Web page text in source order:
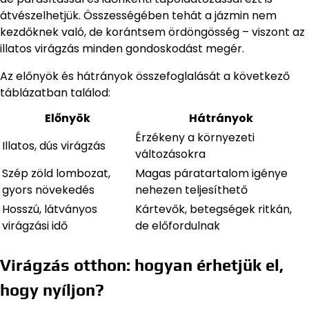
átvészelhetjük. Összességében tehát a jázmin nem
kezdőknek való, de korántsem ördöngösség – viszont az
illatos virágzás minden gondoskodást megér.
Az előnyök és hátrányok összefoglalását a következő
táblázatban találod:
Előnyök
Hátrányok
Illatos, dús virágzás
Érzékeny a környezeti
változásokra
Szép zöld lombozat,
gyors növekedés
Magas páratartalom igénye
nehezen teljesíthető
Hosszú, látványos
virágzási idő
Kártevők, betegségek ritkán,
de előfordulnak
Virágzás otthon: hogyan érhetjük el,
hogy nyíljon?